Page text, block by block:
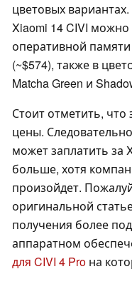
цветовых
Xiaomi 14 CIVI
оперативной памяти
(~$574), также в
Matcha Green и
Стоит отметить,
цены.
может заплатить за
больше, хотя
произойдет.
оригинальной
получения более
аппаратном
для CIVI 4 Pro на